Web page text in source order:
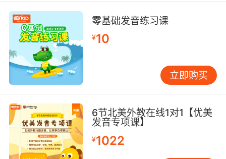
零基础发音练习课
¥10
立即购买
6节北美外教在线1对1【优美
发音专项课】
¥1022